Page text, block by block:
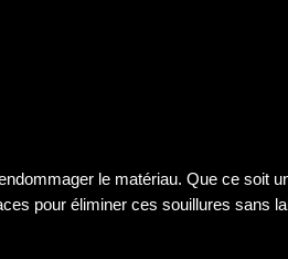
le matériau. Que ce soit
pour éliminer ces souillures sans